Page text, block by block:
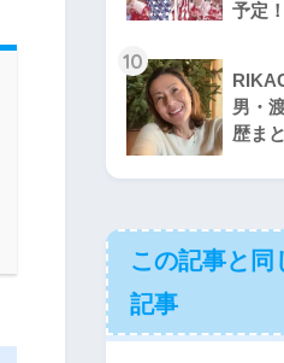
予定！
10
男・
歴ま
この記事と同
記事